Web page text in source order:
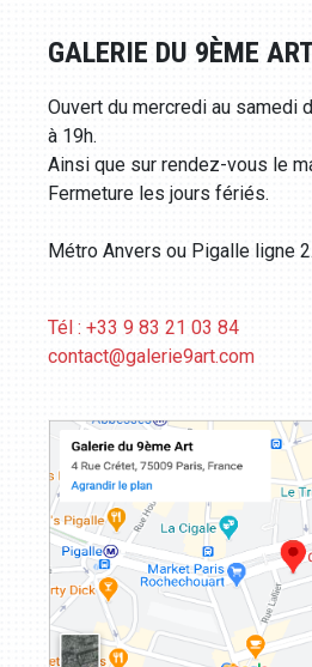
GALERIE DU 9ÈME
Ouvert du mercredi au samedi
à 19h.
Ainsi que sur rendez-vous le
Fermeture les jours fériés.
Métro Anvers ou Pigalle ligne 2.
Tél : +33 9 83 21 03 84
contact@galerie9art.com